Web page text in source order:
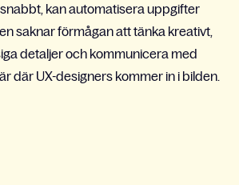
kan automatisera uppgifter
saknar förmågan att tänka kreativt,
detaljer och kommunicera med
där UX-designers kommer in i bilden.